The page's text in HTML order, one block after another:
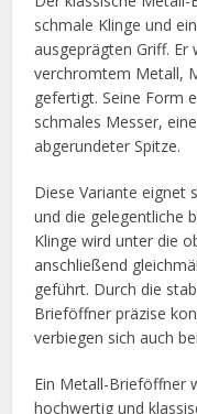
schmale Klinge und
ausgeprägten Griff. Er
verchromtem Metall,
gefertigt. Seine Form
schmales Messer,
abgerundeter Spitze.
Diese Variante eignet
und die gelegentliche
Klinge wird unter die
anschließend
geführt. Durch die
Brieföffner präzise
verbiegen sich auch
Ein Metall-Brieföffner
hochwertig und